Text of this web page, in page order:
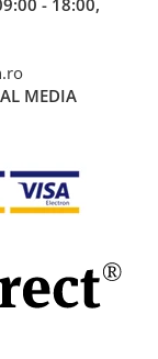
MEDIA